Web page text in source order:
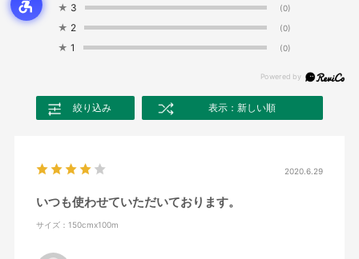
★ 3 (0)
★ 2 (0)
★ 1 (0)
絞り込み 表示：新しい順
2020.6.29
いつも使わせていただいております。
サイズ：150cmx100m